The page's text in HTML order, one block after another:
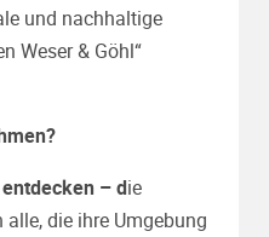
und nachhaltige
Weser & Göhl“
–die
die ihre Umgebung